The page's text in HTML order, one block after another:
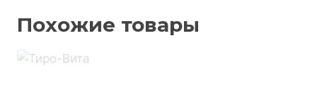
Похожие товары